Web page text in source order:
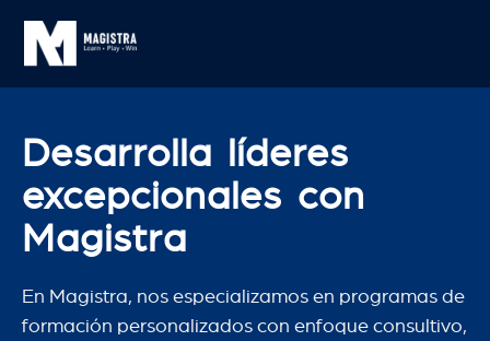
Desarrolla líderes
excepcionales con
Magistra
En Magistra, nos especializamos en programas de
formación personalizados con enfoque consultivo,